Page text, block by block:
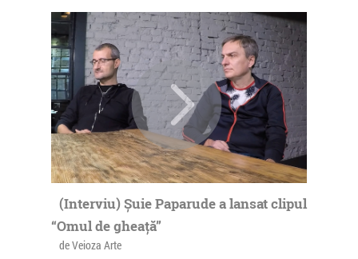
(Interviu) Șuie Paparude a lansat clipul
“Omul de gheață”
de Veioza Arte